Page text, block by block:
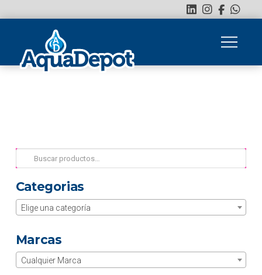
Buscar
por:
Categorias
Elige una categoría
Marcas
Cualquier Marca